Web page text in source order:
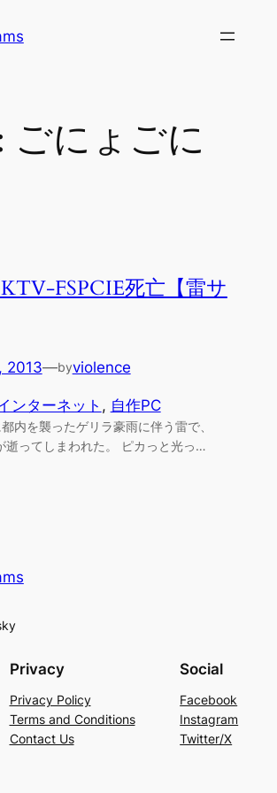
ごにょごに
KTV-FSPCIE死亡【雷サ
2013—byviolence
ンターネット , 自作PC
内を襲ったゲリラ豪雨に伴う雷で、
逝ってしまわれた。 ピカっと光っ…
Privacy
Privacy Policy
Terms and Conditions
Contact Us
Social
Facebook
Instagram
Twitter/X